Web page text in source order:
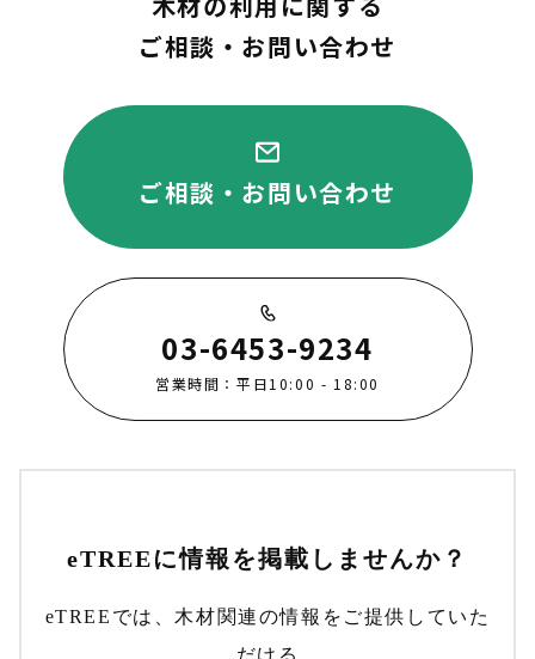
ご相談・お問い合わせ
ご相談・お問い合わせ
03-6453-9234
営業時間：平日10:00 - 18:00
eTREEに情報を掲載しませんか？
eTREEでは、木材関連の情報をご提供していた
だける